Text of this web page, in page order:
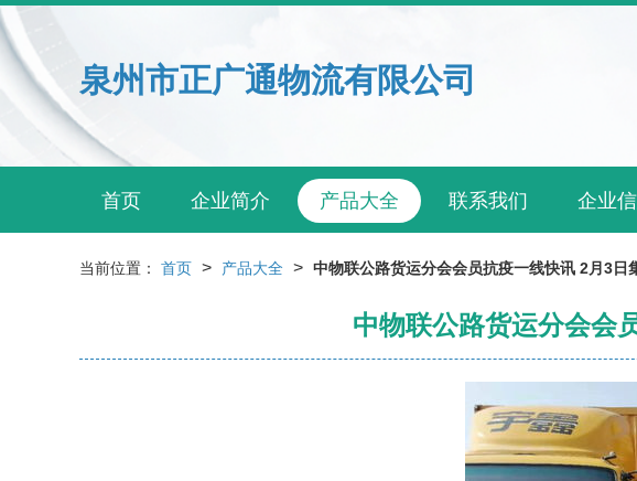
泉州市正广通物流有限公司
首页 企业简介 产品大全 联系我们 企业
当前位置： 首页 > 产品大全 > 中物联公路货运分会会员抗疫一线快讯 2月3日
中物联公路货运分会会